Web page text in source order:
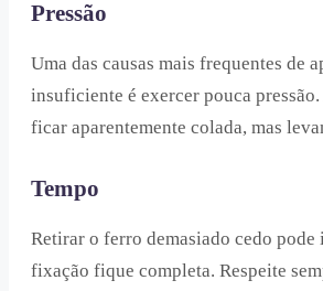
Pressão
Uma das causas mais frequentes de
insuficiente é exercer pouca
ficar aparentemente colada, mas
Tempo
Retirar o ferro demasiado cedo pode
fixação fique completa. Respeite